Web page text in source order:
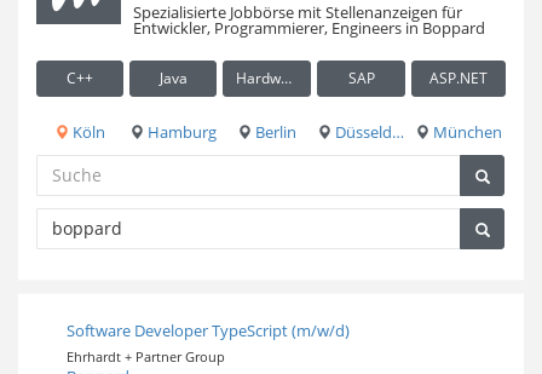
Spezialisierte Jobbörse mit Stellenanzeigen für
Entwickler, Programmierer, Engineers in Boppard
C++ Java Hardware / Embedded SAP ASP.NET
Köln Hamburg Berlin Düsseldorf München
Software Developer TypeScript (m/w/d)
Ehrhardt + Partner Group